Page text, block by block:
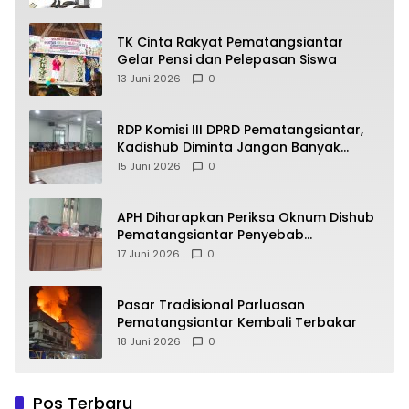
TK Cinta Rakyat Pematangsiantar
Gelar Pensi dan Pelepasan Siswa
13 Juni 2026 0
RDP Komisi III DPRD Pematangsiantar,
Kadishub Diminta Jangan Banyak
Alasan
15 Juni 2026 0
APH Diharapkan Periksa Oknum Dishub
Pematangsiantar Penyebab
Kebocoran PAD Retribusi Parkir
17 Juni 2026 0
Pasar Tradisional Parluasan
Pematangsiantar Kembali Terbakar
18 Juni 2026 0
Pos Terbaru